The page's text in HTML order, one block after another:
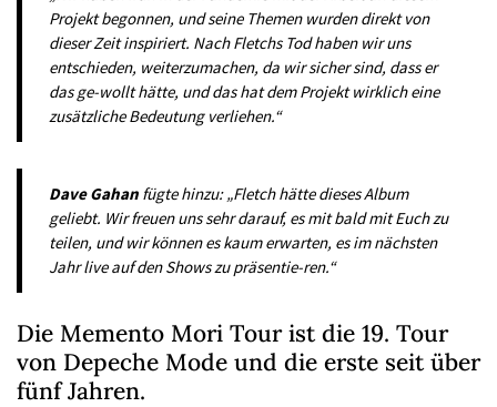
Projekt begonnen, und seine Themen wurden direkt von
dieser Zeit inspiriert. Nach Fletchs Tod haben wir uns
entschieden, weiterzumachen, da wir sicher sind, dass er
das ge-wollt hätte, und das hat dem Projekt wirklich eine
zusätzliche Bedeutung verliehen.“
Dave Gahan fügte hinzu: „Fletch hätte dieses Album
geliebt. Wir freuen uns sehr darauf, es mit bald mit Euch zu
teilen, und wir können es kaum erwarten, es im nächsten
Jahr live auf den Shows zu präsentie-ren.“
Die Memento Mori Tour ist die 19. Tour
von Depeche Mode und die erste seit über
fünf Jahren.